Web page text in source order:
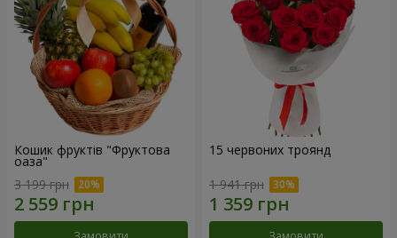
Кошик фруктів "Фруктова
оаза"
3 199 грн
15 червоних троянд
1 941 грн